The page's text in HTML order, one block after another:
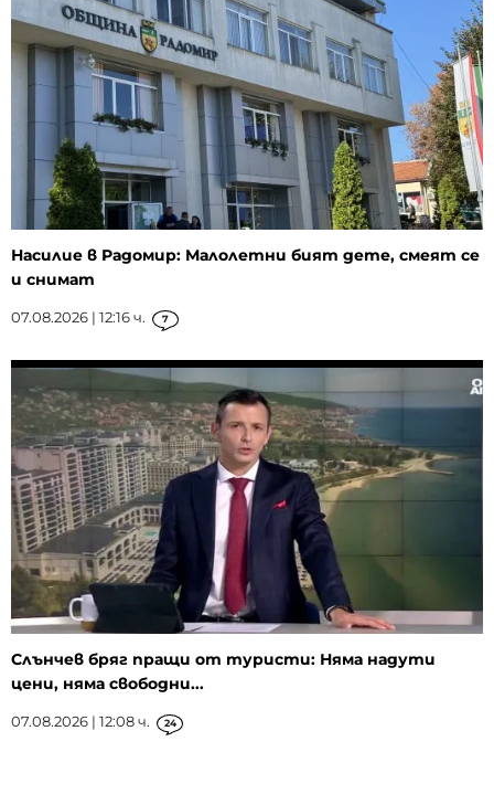
Насилие в Радомир: Малолетни бият дете, смеят се
и снимат
07.08.2026 | 12:16 ч. 7
Слънчев бряг пращи от туристи: Няма надути
цени, няма свободни...
07.08.2026 | 12:08 ч. 24